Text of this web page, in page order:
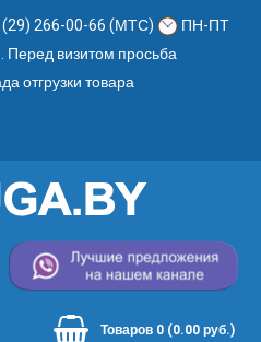
(29) 266-00-66 (МТС)
ПН-ПТ
визитом просьба
отгрузки товара
Товаров 0 (0.00 руб.)